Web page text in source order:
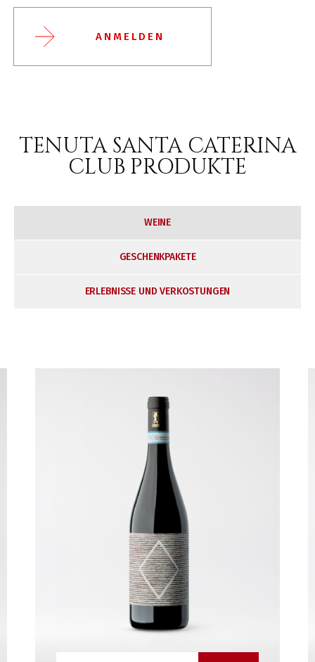
ANMELDEN
TENUTA SANTA CATERINA
CLUB PRODUKTE
WEINE
GESCHENKPAKETE
ERLEBNISSE UND VERKOSTUNGEN